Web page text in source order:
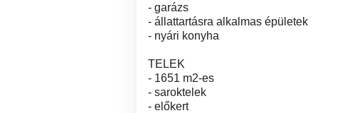
- garázs
- állattartásra alkalmas épületek
- nyári konyha
TELEK
- 1651 m2-es
- saroktelek
- előkert